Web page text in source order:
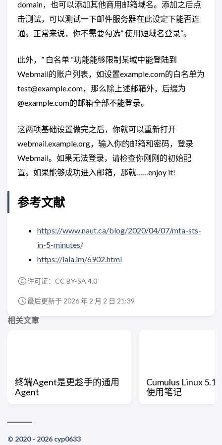
domain，也可以添加其他商用邮箱域名。添加之后点
击测试，可以测试一下邮件服务器在此设定下能否连
通。正常来说，你不需要勾选” 使用短域名登录“。
此外，” 白名单 “功能能够限制某域中能登陆到
Webmail的账户列表，如设置example.com的白名单为
test@example.com，那么除上述邮箱外，后缀为
@example.com的邮箱全部不能登录。
这两项基础设置做完之后，你就可以重新打开
webmail.example.org，输入你的邮箱和密码，登录
Webmail。如果无法登录，请检查你刚刚的初始配
置。如果能够成功进入邮箱，那就……enjoy it!
参考文献
https://www.naut.ca/blog/2020/04/07/mta-sts-
in-5-minutes/
https://lala.im/6902.html
许可证： CC BY-SA 4.0
最后更新于 2026 年 2 月 2 日 21:39
相关文章
终端Agent是更趁手的通用
Agent
Cumulus Linux 5.1
使用笔记
© 2020 - 2026 cyp0633